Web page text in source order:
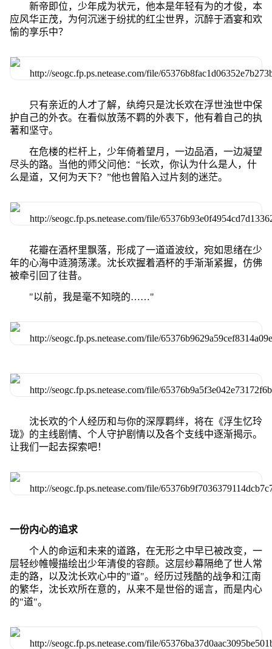
新帝即位，少年成为状元，他本是年轻有为的才俊，本
应风华正茂，为何沉迷于纷扰的红尘世界，沉醉于酒宴和欢
愉的享乐中？
只有亲近的人才了解，纨绔只是沈长欢在浮世浊世中保
护自己的外衣。在看似放荡不羁的外表下，他有着自己的执
著和坚守。
在危楼的栏杆上，少年倚着望月，一边品酒，一边凝望
尽头的路。当他的师父问他：“长欢，你认为什么是人，什
么是道，又何为天下？”他也曾陷入过片刻的迷茫。
花瓣在酒杯里飘落，形成了一道道波纹，宛如思绪在少
年的心海中涟漪荡漾。沈长欢握着酒杯的手渐渐紧握，仿佛
被牵引回了往昔。
"以前，我是毫不知晓的……"
沈长欢的个人经历和与你的深厚羁绊，将在《浮生忆玲
珑》的主线剧情、个人守护剧情以及各个支线中逐渐揭示。
让我们一起去探索吧！
一份内心的追求
个人的命运和未来的道路，在无形之中早已被改变，一
层轻纱帷幔描绘出少年清俊的容颜。这层纱幕隔绝了世人常
走的路，以及沈长欢心中的"道"。经历过残酷的战争和江南
的繁华，沈长欢所在意的，从来不是世俗的谣言，而是内心
的"道"。